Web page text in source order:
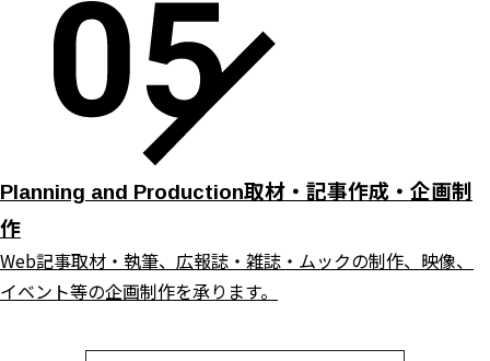
Planning and Production取材・記事作成・企画制
作
Web記事取材・執筆、広報誌・雑誌・ムックの制作、映像、
イベント等の企画制作を承ります。